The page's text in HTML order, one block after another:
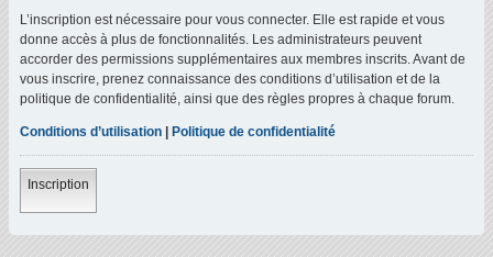
L’inscription est nécessaire pour vous connecter. Elle est rapide et vous
donne accès à plus de fonctionnalités. Les administrateurs peuvent
accorder des permissions supplémentaires aux membres inscrits. Avant de
vous inscrire, prenez connaissance des conditions d’utilisation et de la
politique de confidentialité, ainsi que des règles propres à chaque forum.
Conditions d’utilisation Politique de confidentialité
Inscription